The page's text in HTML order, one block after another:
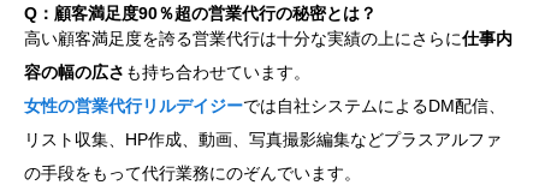
Q：顧客満足度90％超の営業代行の秘密とは？
高い顧客満足度を誇る営業代行は十分な実績の上にさらに仕事内
容の幅の広さ も持ち合わせています。
女性の営業代行リルデイジーでは自社システムによるDM配信、
リスト収集、HP作成、動画、写真撮影編集などプラスアルファ
の手段をもって代行業務にのぞんでいます。